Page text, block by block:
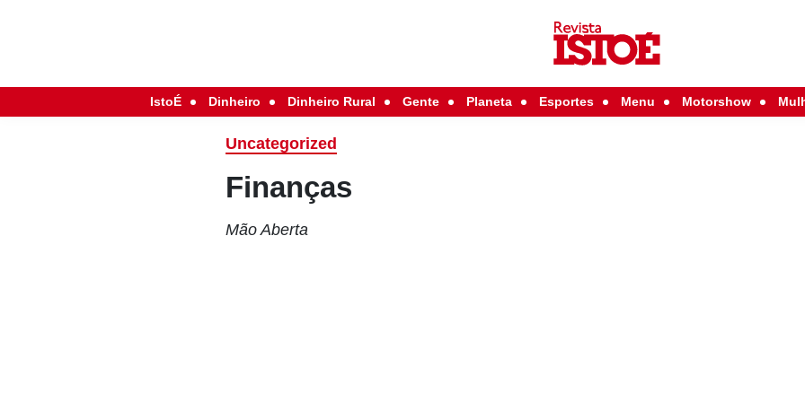
IstoÉ Dinheiro Dinheiro Rural Gente Planeta Esportes Menu Motorshow
Uncategorized
Finanças
Mão Aberta